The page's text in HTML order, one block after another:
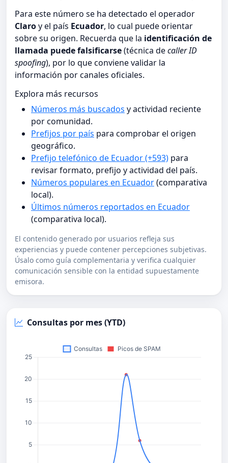
Para este número se ha detectado el operador
Claroy el país Ecuador, lo cual puede orientar
sobre su origen. Recuerda que la identificación de
llamada puede falsificarse(técnica decaller ID
spoofing), por lo que conviene validar la
información por canales oficiales.
Explora más recursos
Números más buscados y actividad reciente
por comunidad.
Prefijos por país para comprobar el origen
geográfico.
Prefijo telefónico de Ecuador (+593) para
revisar formato, prefijo y actividad del país.
Números populares en Ecuador(comparativa
local).
Últimos números reportados en Ecuador
(comparativa local).
El contenido generado por usuarios refleja sus
experiencias y puede contener percepciones subjetivas.
Úsalo como guía complementaria y verifica cualquier
comunicación sensible con la entidad supuestamente
emisora.
Consultas por mes (YTD)